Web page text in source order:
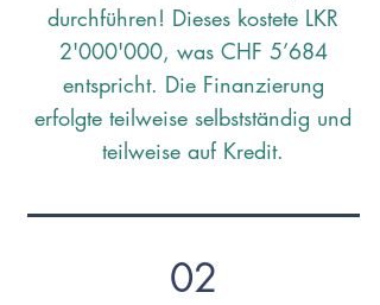
durchführen! Dieses kostete LKR
2'000'000, was CHF 5’684
entspricht. Die Finanzierung
erfolgte teilweise selbstständig und
teilweise auf Kredit.
02